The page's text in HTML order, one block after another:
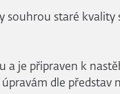
souhrou staré kvality
a je připraven k
dle představ